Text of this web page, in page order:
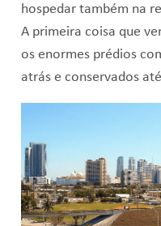
hospedar também na
A primeira coisa que
os enormes prédios
atrás e conservados